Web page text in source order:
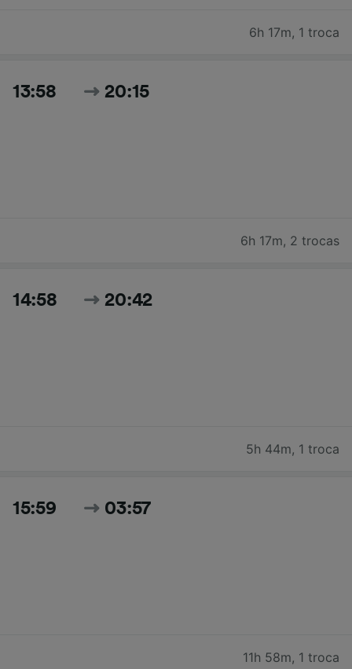
6h 17m, 1 troca
13:58 20:15
6h 17m, 2 trocas
14:58 20:42
5h 44m, 1 troca
15:59 03:57
11h 58m, 1 troca